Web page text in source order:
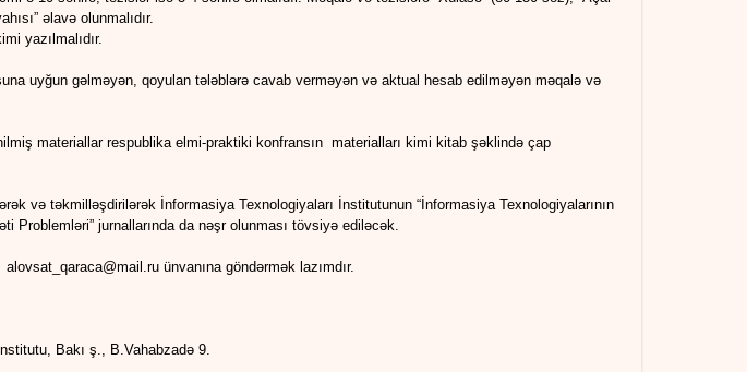
əlavə olunmalıdır.
yazılmalıdır.
uyğun gəlməyən, qoyulan tələblərə cavab verməyən və aktual hesab edilməyən məqalə və
materiallar respublika elmi-praktiki konfransın materialları kimi kitab şəklində çap
və təkmilləşdirilərək İnformasiya Texnologiyaları İnstitutunun “İnformasiya Texnologiyalarının
Problemləri” jurnallarında da nəşr olunması tövsiyə ediləcək.
ünvanına göndərmək lazımdır.
Bakı ş., B.Vahabzadə 9.